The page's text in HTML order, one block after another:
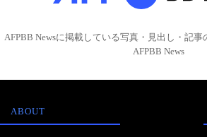
AFPBB Newsに掲載している写真・見出し・記
AFPBB News
ABOUT